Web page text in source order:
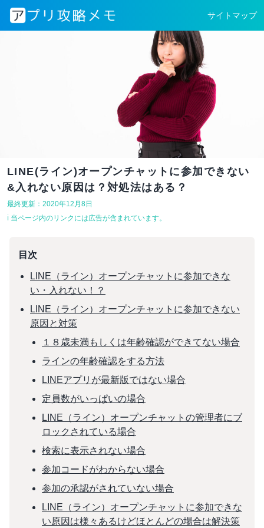
サイトマップ
LINE(ライン)オープンチャットに参加できない
&入れない原因は？対処法はある？
最終更新：2020年12月8日
ℹ︎ 当ページ内のリンクには広告が含まれています。
目次
LINE（ライン）オープンチャットに参加できな
い・入れない！？
LINE（ライン）オープンチャットに参加できない
原因と対策
１８歳未満もしくは年齢確認ができてない場合
ラインの年齢確認をする方法
LINEアプリが最新版ではない場合
定員数がいっぱいの場合
LINE（ライン）オープンチャットの管理者にブ
ロックされている場合
検索に表示されない場合
参加コードがわからない場合
参加の承認がされていない場合
LINE（ライン）オープンチャットに参加できな
い原因は様々あるけどほとんどの場合は解決策